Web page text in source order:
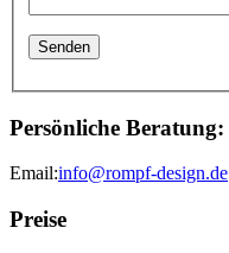
Persönliche Beratung:
Email:info@rompf-design.de
Preise